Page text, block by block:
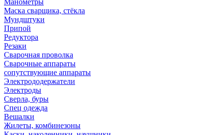
Манометры
Маска сварщика, стёкла
Мундштуки
Припой
Редуктора
Резаки
Сварочная проволка
Сварочные аппараты
сопутствующие аппараты
Электрододержатели
Электроды
Сверла, буры
Спец одежда
Вешалки
Жилеты, комбинезоны